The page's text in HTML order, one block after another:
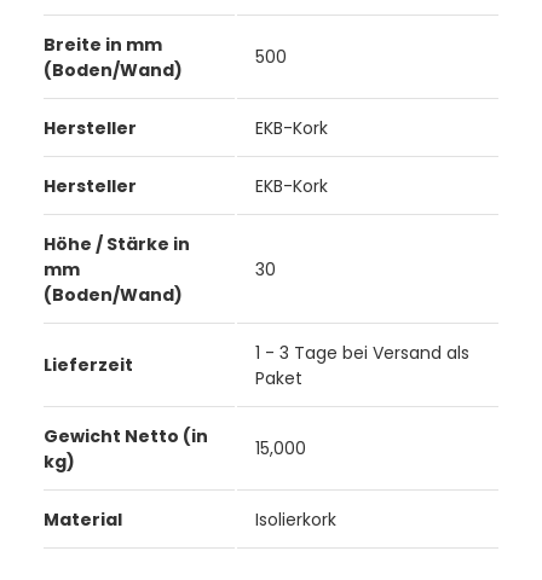
Breite in mm
(Boden/Wand)
500
Hersteller EKB-Kork
Hersteller EKB-Kork
Höhe / Stärke in
mm
(Boden/Wand)
30
Lieferzeit
1 - 3 Tage bei Versand als
Paket
Gewicht Netto (in
kg)
15,000
Material Isolierkork